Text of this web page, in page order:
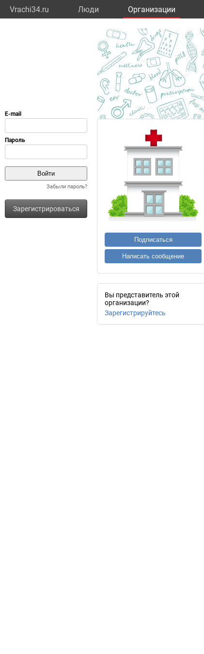
Vrachi34.ru Люди Организации
Забыли пароль?
Зарегистрироваться
Подписаться
Написать сообщение
Вы представитель этой
организации?
Зарегистрируйтесь